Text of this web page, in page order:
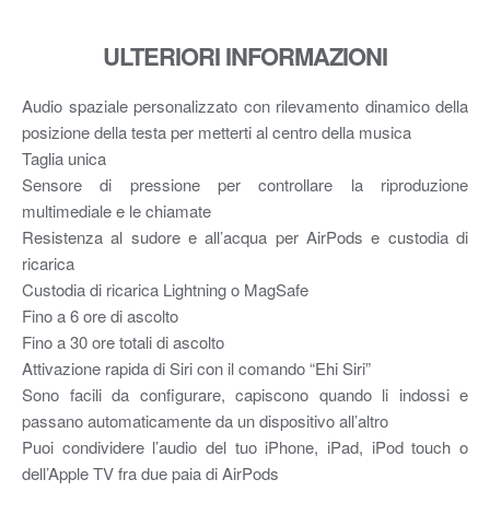
ULTERIORI INFORMAZIONI
Audio spaziale personalizzato con rilevamento dinamico della
posizione della testa per metterti al centro della musica
Taglia unica
Sensore di pressione per controllare la riproduzione
multimediale e le chiamate
Resistenza al sudore e all’acqua per AirPods e custodia di
ricarica
Custodia di ricarica Lightning o MagSafe
Fino a 6 ore di ascolto
Fino a 30 ore totali di ascolto
Attivazione rapida di Siri con il comando “Ehi Siri”
Sono facili da configurare, capiscono quando li indossi e
passano automaticamente da un dispositivo all’altro
Puoi condividere l’audio del tuo iPhone, iPad, iPod touch o
dell’Apple TV fra due paia di AirPods